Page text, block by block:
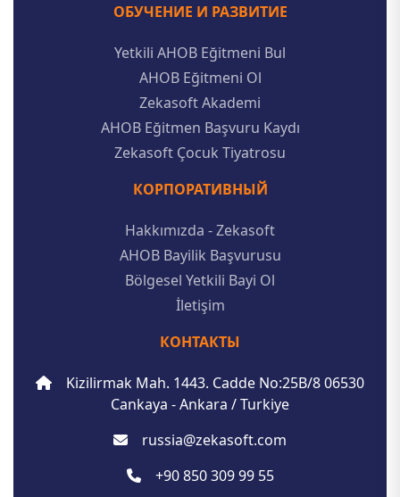
ОБУЧЕНИЕ И РАЗВИТИЕ
Yetkili AHOB Eğitmeni Bul
AHOB Eğitmeni Ol
Zekasoft Akademi
AHOB Eğitmen Başvuru Kaydı
Zekasoft Çocuk Tiyatrosu
КОРПОРАТИВНЫЙ
Hakkımızda - Zekasoft
AHOB Bayilik Başvurusu
Bölgesel Yetkili Bayi Ol
İletişim
КОНТАКТЫ
Kizilirmak Mah. 1443. Cadde No:25B/8 06530
Cankaya - Ankara / Turkiye
russia@zekasoft.com
+90 850 309 99 55